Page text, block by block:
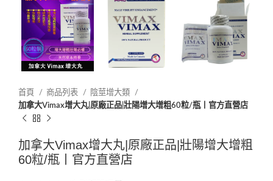
首頁 商品列表
陰莖增大類
加拿大Vimax增大丸|原廠正品|壯陽增大增粗60粒/瓶丨官方直營店
加拿大Vimax增大丸|原廠正品|壯陽增大增粗
60粒/瓶丨官方直營店